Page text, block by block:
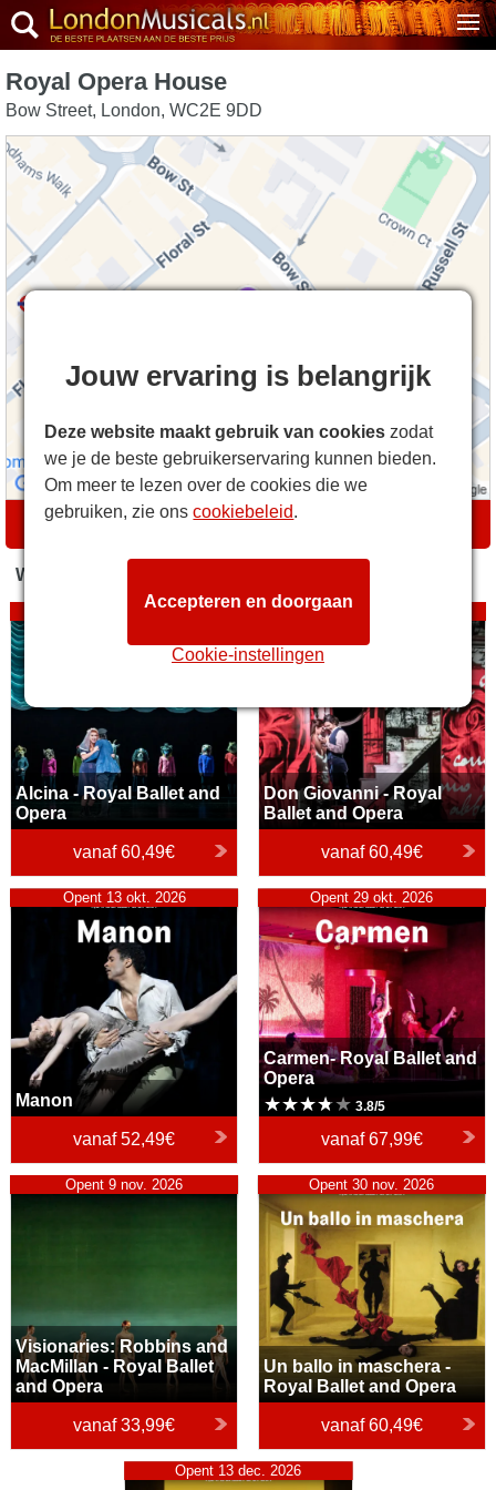
Royal Opera House
Bow Street, London, WC2E 9DD
WAT STAAT ER OP HET PROGRAMMA
Alcina - Royal Ballet and
Opera
Opent 15 sep. 2026
Alcina - Royal Ballet and
Opera
vanaf60,49€
Don Giovanni - Royal Ballet
Opent 10 sep. 2026
Don Giovanni - Royal
Ballet and Opera
vanaf60,49€
ManonOpent 13 okt. 2026
Manon
vanaf52,49€
Carmen- Royal Ballet and
Opera
Opent 29 okt. 2026
Carmen- Royal Ballet and
Opera
3.8/5
vanaf67,99€
Visionaries: Robbins and
Opent 9 nov. 2026
Visionaries: Robbins and
MacMillan - Royal Ballet
and Opera
vanaf33,99€
Un ballo in maschera -
Royal Ballet and Opera
Opent 30 nov. 2026
Un ballo in maschera -
Royal Ballet and Opera
vanaf60,49€
The Magic Flute - Royal
Opent 13 dec. 2026
ROUTEBESCHRIJVING
Jouw ervaring is belangrijk
Deze website maakt gebruik van cookies zodat
we je de beste gebruikerservaring kunnen bieden.
Om meer te lezen over de cookies die we
gebruiken, zie onscookiebeleid.
Cookie-instellingen
Accepteren en doorgaan